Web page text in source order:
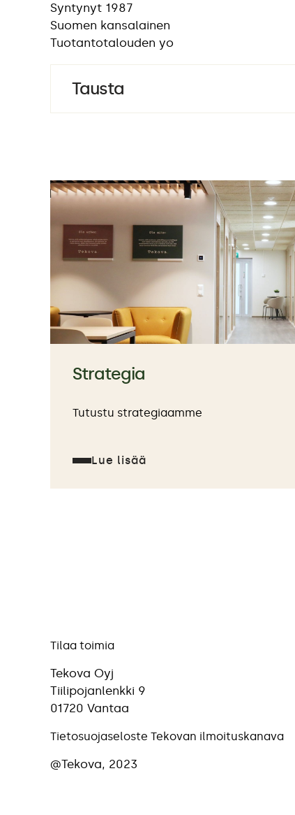
Syntynyt 1987
Suomen kansalainen
Tuotantotalouden yo
Tausta
Strategia
Tutustu strategiaamme
Lue lisää
Tilaa toimia
Tekova Oyj
Tiilipojanlenkki 9
01720 Vantaa
Tietosuojaseloste Tekovan ilmoituskanava
@Tekova, 2023